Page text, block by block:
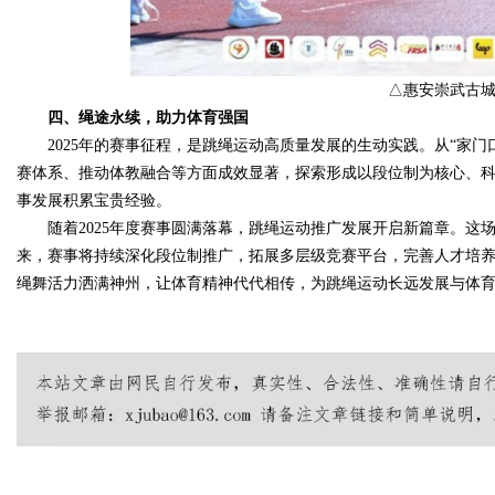
△惠安崇武古
四、绳途永续，助力体育强国
2025年的赛事征程，是跳绳运动高质量发展的生动实践。从“家
赛体系、推动体教融合等方面成效显著，探索形成以段位制为核心、
事发展积累宝贵经验。
随着2025年度赛事圆满落幕，跳绳运动推广发展开启新篇章。
来，赛事将持续深化段位制推广，拓展多层级竞赛平台，完善人才培
绳舞活力洒满神州，让体育精神代代相传，为跳绳运动长远发展与体